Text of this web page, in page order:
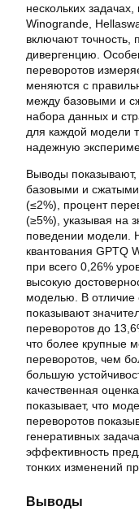
нескольких
Winogrande,
включают точность,
дивергенцию.
переворотов
меняются с
между базовыми и
набора данных и
для каждой модели
надежную
Выводы показывают,
базовыми и
(≤2%), процент
(≥5%), указывая на
поведении модели.
квантования GPTQ
при всего 0,26%
высокую
моделью. В отличие
показывают
переворотов до
что более крупные
переворотов, чем
большую
качественная
показывает, что
переворотов
генеративных
эффективность
тонких изменений
Выводы